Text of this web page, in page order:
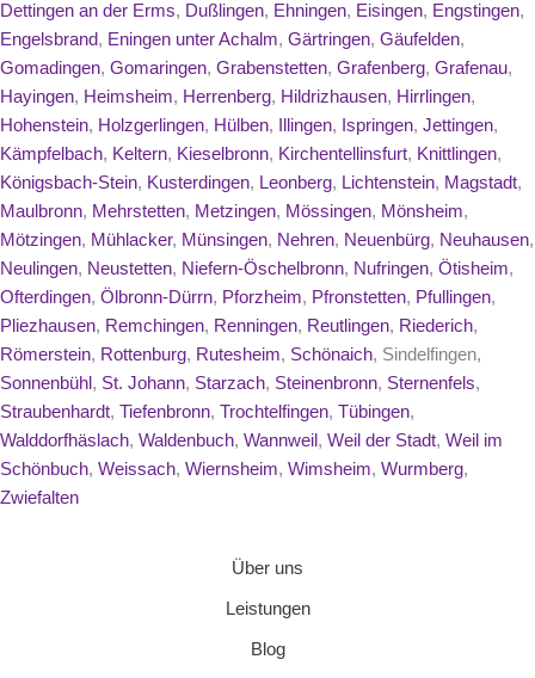
Dettingen an der Erms, Dußlingen, Ehningen, Eisingen, Engstingen,
Engelsbrand, Eningen unter Achalm, Gärtringen, Gäufelden,
Gomadingen, Gomaringen, Grabenstetten, Grafenberg, Grafenau,
Hayingen, Heimsheim, Herrenberg, Hildrizhausen, Hirrlingen,
Hohenstein, Holzgerlingen, Hülben, Illingen, Ispringen, Jettingen,
Kämpfelbach, Keltern, Kieselbronn, Kirchentellinsfurt, Knittlingen,
Königsbach-Stein, Kusterdingen, Leonberg, Lichtenstein, Magstadt,
Maulbronn, Mehrstetten, Metzingen, Mössingen, Mönsheim,
Mötzingen, Mühlacker, Münsingen, Nehren, Neuenbürg, Neuhausen,
Neulingen, Neustetten, Niefern-Öschelbronn, Nufringen, Ötisheim,
Ofterdingen, Ölbronn-Dürrn, Pforzheim, Pfronstetten, Pfullingen,
Pliezhausen, Remchingen, Renningen, Reutlingen, Riederich,
Römerstein, Rottenburg, Rutesheim, Schönaich, Sindelfingen,
Sonnenbühl , St. Johann, Starzach, Steinenbronn, Sternenfels,
Straubenhardt, Tiefenbronn, Trochtelfingen, Tübingen,
Walddorfhäslach, Waldenbuch, Wannweil , Weil der Stadt, Weil im
Schönbuch, Weissach, Wiernsheim, Wimsheim, Wurmberg,
Zwiefalten
Über uns
Leistungen
Blog